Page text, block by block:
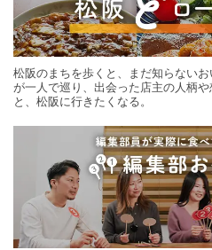
松阪のまちを歩くと、まだ知らない
が一人で巡り、出会った店主の人柄
と、松阪に行きたくなる。